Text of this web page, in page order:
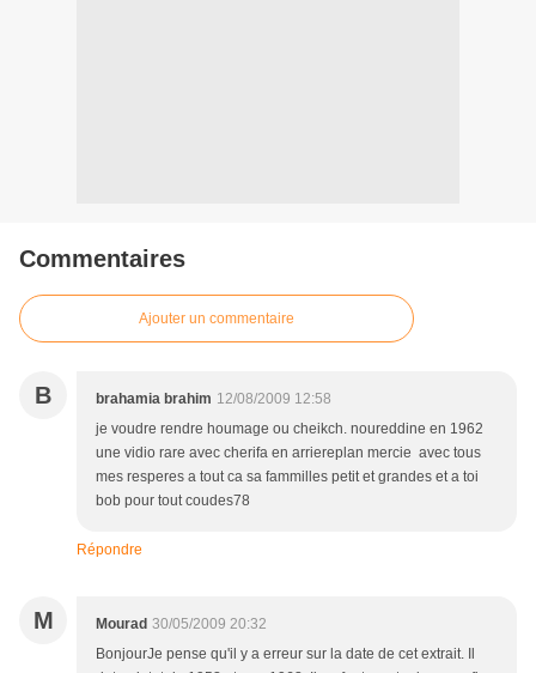
Commentaires
Ajouter un commentaire
B brahamia brahim 12/08/2009 12:58
je voudre rendre houmage ou cheikch. noureddine en 1962
une vidio rare avec cherifa en arriereplan mercie avec tous
mes resperes a tout ca sa fammilles petit et grandes et a toi
bob pour tout coudes78
Répondre
M Mourad 30/05/2009 20:32
BonjourJe pense qu'il y a erreur sur la date de cet extrait. Il